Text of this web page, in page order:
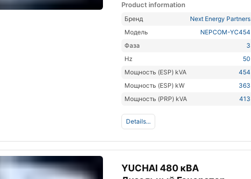
Product information
Бренд
Next Energy Partners
Модель
NEPCOM-YC454
Фаза
3
Hz
50
Мощность (ESP) kVA
454
Мощность (ESP) kW
363
Мощность (PRP) kVA
413
Details...
YUCHAI 480 кВА